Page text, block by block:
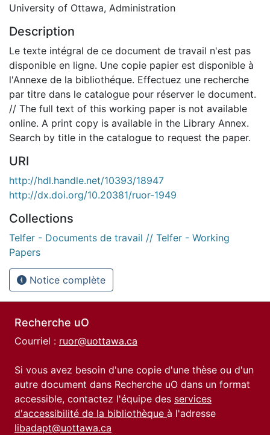
University of Ottawa, Administration
Description
Le texte intégral de ce document de travail n'est pas
disponible en ligne. Une copie papier est disponible à
l'Annexe de la bibliothéque. Effectuez une recherche
par titre dans le catalogue pour réserver le document.
// The full text of this working paper is not available
online. A print copy is available in the Library Annex.
Search by title in the catalogue to request the paper.
URI
http://hdl.handle.net/10393/18947
http://dx.doi.org/10.20381/ruor-1949
Collections
Telfer - Documents de travail // Telfer - Working
Papers
Notice complète
Recherche uO
Courriel : ruor@uottawa.ca
Si vous avez besoin d'une copie d'une thèse ou d'un
autre document dans Recherche uO dans un format
accessible, contactez l'équipe des services
d'accessibilité de la bibliothèque à l'adresse
libadapt@uottawa.ca